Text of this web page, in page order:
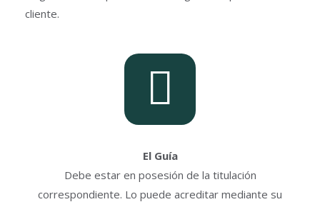
cliente.
El Guía
Debe estar en posesión de la titulación
correspondiente. Lo puede acreditar mediante su